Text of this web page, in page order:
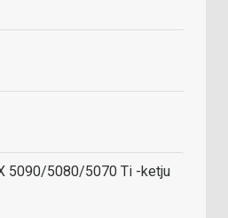
5090/5080/5070 Ti -ketju